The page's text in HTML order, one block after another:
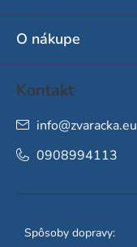
O nákupe
Kontakt
info@zvaracka.eu
0908994113
Spôsoby dopravy: